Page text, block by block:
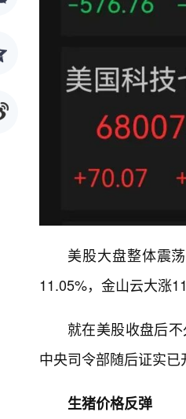
美股大盘整体震
11.05%，金山云大涨
就在美股收盘后
中央司令部随后证实已
生猪价格反弹